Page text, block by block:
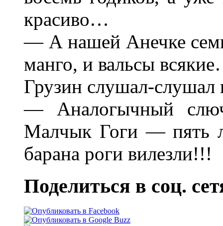
красиво…
— А нашей Анечке семь
манго, и вальсы
Грузин слушал-слушал
— Аналогычный
Малчык Гоги — пять
барана роги вилезли!!!
Поделиться в соц.